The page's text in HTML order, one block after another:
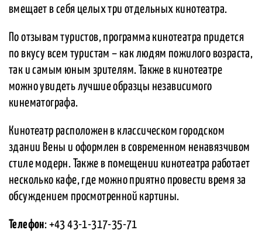
вмещает в себя целых три отдельных кинотеатра.
По отзывам туристов, программа кинотеатра придется
по вкусу всем туристам – как людям пожилого возраста,
так и самым юным зрителям. Также в кинотеатре
можно увидеть лучшие образцы независимого
кинематографа.
Кинотеатр расположен в классическом городском
здании Вены и оформлен в современном ненавязчивом
стиле модерн. Также в помещении кинотеатра работает
несколько кафе, где можно приятно провести время за
обсуждением просмотренной картины.
Телефон: +43 43-1-317-35-71